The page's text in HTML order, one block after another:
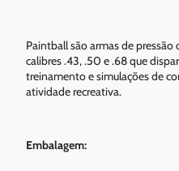
Paintball são armas de
calibres .43, .50 e .68 que
treinamento e simulações de
atividade recreativa.
Embalagem: